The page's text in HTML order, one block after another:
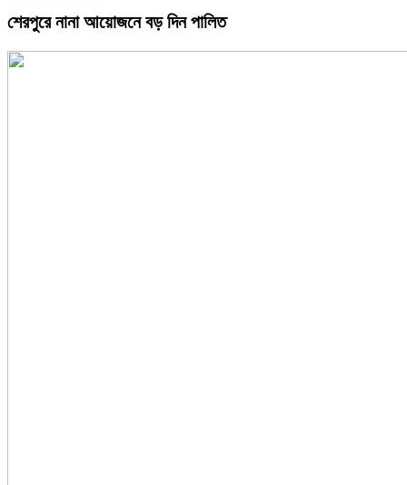
শেরপুরে নানা আয়োজনে বড় দিন পালিত